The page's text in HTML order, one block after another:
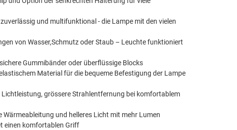
und multifunktional - die Lampe mit den vielen
von Wasser,Schmutz oder Staub – Leuchte funktioniert
Gummibänder oder überflüssige Blocks
Material für die bequeme Befestigung der Lampe
grössere Strahlentfernung bei komfortablem
und helleres Licht mit mehr Lumen
einen komfortablen Griff